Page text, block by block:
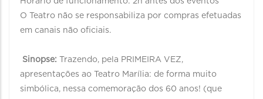
O Teatro não se responsabiliza por compras efetuadas
em canais não oficiais.
Sinopse: Trazendo, pela PRIMEIRA VEZ,
apresentações ao Teatro Marília: de forma muito
simbólica, nessa comemoração dos 60 anos! (que